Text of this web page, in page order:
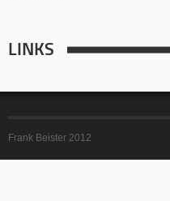
LINKS
Frank Beister 2012